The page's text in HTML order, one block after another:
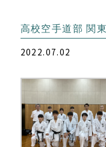
高校空手道部 関
2022.07.02